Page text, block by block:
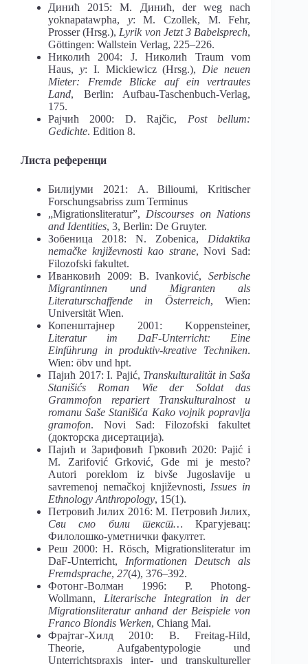
Динић 2015: М. Динић, der weg nach
yoknapatawpha, у: M. Czollek, M. Fehr,
Prosser (Hrsg.), Lyrik von Jetzt 3 Babelsprech,
Göttingen: Wallstein Verlag, 225–226.
Николић 2004: Ј. Николић Traum vom
Haus, у: I. Mickiewicz (Hrsg.), Die neuen
Mieter: Fremde Blicke auf ein vertrautes
Land, Berlin: Aufbau-Taschenbuch-Verlag,
175.
Рајчић 2000: D. Rajčic, Post bellum:
Gedichte. Edition 8.
Листа референци
Билијуми 2021: A. Bilioumi, Kritischer
Forschungsabriss zum Terminus
„Migrationsliteratur”, Discourses on Nations
and Identities, 3, Berlin: De Gruyter.
Зобеница 2018: N. Zobenica, Didaktika
nemačke književnosti kao strane, Novi Sad:
Filozofski fakultet.
Иванковић 2009: B. Ivanković,Serbische
Migrantinnen und Migranten als
Literaturschaffende in Österreich, Wien:
Universität Wien.
Копенштајнер 2001: Koppensteiner,
Literatur im DaF-Unterricht: Eine
Einführung in produktiv-kreative Techniken.
Wien: öbv und hpt.
Пајић 2017: I. Pajić, Transkulturalität in Saša
Stanišićs Roman Wie der Soldat das
Grammofon repariert Transkulturalnost u
romanu Saše Stanišića Kako vojnik popravlja
gramofon. Novi Sad: Filozofski fakultet
(докторска дисертација).
Пајић и Зарифовић Грковић 2020: Pajić i
M. Zarifović Grković, Gde mi je mesto?
Autori poreklom iz bivše Jugoslavije u
savremenoj nemačkoj književnosti, Issues in
Ethnology Anthropology, 15(1).
Петровић Јилих 2016: М. Петровић Јилих,
Сви смо били текст…Крагујевац:
Филолошко-уметнички факултет.
Реш 2000: H. Rösch, Migrationsliteratur im
DaF-Unterricht, Informationen Deutsch als
Fremdsprache, 27(4), 376–392.
Фотонг-Волман 1996: P. Photong-
Wollmann, Literarische Integration in der
Migrationsliteratur anhand der Beispiele von
Franco Biondis Werken, Chiang Mai.
Фрајтаг-Хилд 2010: B. Freitag-Hild,
Theorie, Aufgabentypologie und
Unterrichtspraxis inter- und transkultureller